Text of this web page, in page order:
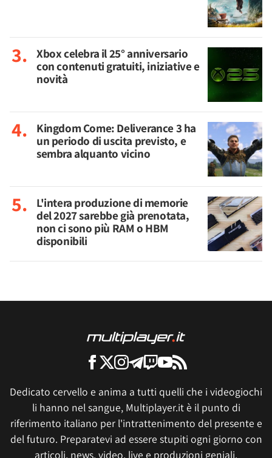
Xbox celebra il 25° anniversario
con contenuti gratuiti, iniziative e
novità
Kingdom Come: Deliverance 3 ha
un periodo di uscita previsto, e
sembra alquanto vicino
L'intera produzione di memorie
del 2027 sarebbe già prenotata,
non ci sono più RAM o HBM
disponibili
Dedicato cervello e anima a tutti quelli che i videogiochi
li hanno nel sangue, Multiplayer.it è il punto di
riferimento italiano per l'intrattenimento del presente e
del futuro. Preparatevi ad essere stupiti ogni giorno con
articoli, news, video, live e produzioni geniali.